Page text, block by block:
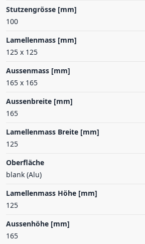
Stutzengrösse [mm]
100
Lamellenmass [mm]
125 x 125
Aussenmass [mm]
165 x 165
Aussenbreite [mm]
165
Lamellenmass Breite [mm]
125
Oberfläche
blank (Alu)
Lamellenmass Höhe [mm]
125
Aussenhöhe [mm]
165